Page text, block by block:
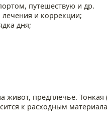
путешествую и др.
и коррекции;
дня;
живот, предплечье.
к расходным